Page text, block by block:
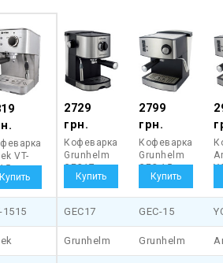
VT-
2729
грн.
Кофеварка
Grunhelm
GEC17
2799
грн.
Кофеварка
Grunhelm
GEC-15
1515 GEC17 GEC-15
Grunhelm Grunhelm